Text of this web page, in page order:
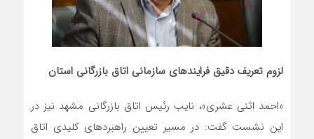
لزوم تعریف دقیق فرایندهای سازمانی اتاق بازرگانی استان
«احمد اثنی عشری»، نایب رئیس اتاق بازرگانی مشهد نیز در
این نشست گفت: در مسیر تعیین راهبردهای کلیدی اتاق